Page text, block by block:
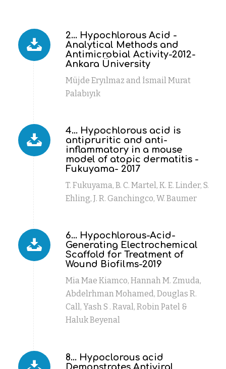
2... Hypochlorous Acid -
Analytical Methods and
Antimicrobial Activity-2012-
Ankara Üniversity
Müjde Eryılmaz and İsmail Murat
Palabıyık
4... Hypochlorous acid is
antipruritic and anti-
inflammatory in a mouse
model of atopic dermatitis -
Fukuyama- 2017
T. Fukuyama, B. C. Martel, K. E. Linder, S.
Ehling, J. R. Ganchingco, W. Baumer
6... Hypochlorous-Acid-
Generating Electrochemical
Scaffold for Treatment of
Wound Biofilms-2019
Mia Mae Kiamco, Hannah M. Zmuda,
Abdelrhman Mohamed, Douglas R.
Call, Yash S . Raval, Robin Patel &
Haluk Beyenal
8... Hypoclorous acid
Demonstrates Antiviral